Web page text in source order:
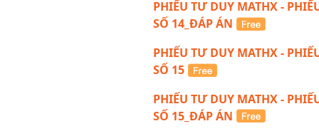
PHIẾU TƯ DUY MATHX -
SỐ 14_ĐÁP ÁN
PHIẾU TƯ DUY MATHX -
SỐ 15
PHIẾU TƯ DUY MATHX -
SỐ 15_ĐÁP ÁN